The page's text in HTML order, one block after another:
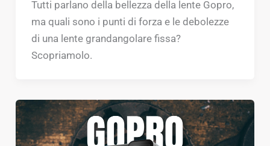
Tutti parlano della bellezza della lente Gopro,
ma quali sono i punti di forza e le debolezze
di una lente grandangolare fissa?
Scopriamolo.